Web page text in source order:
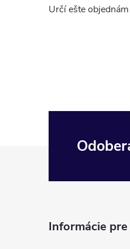
Určí ešte objednám
Informácie pre